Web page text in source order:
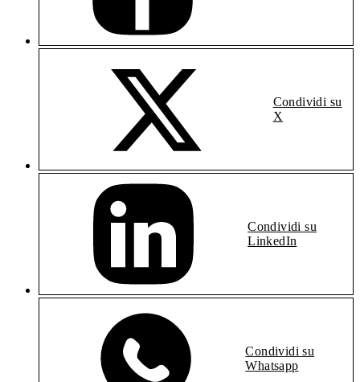
Condividi su
X
Condividi su
LinkedIn
Condividi su
Whatsapp